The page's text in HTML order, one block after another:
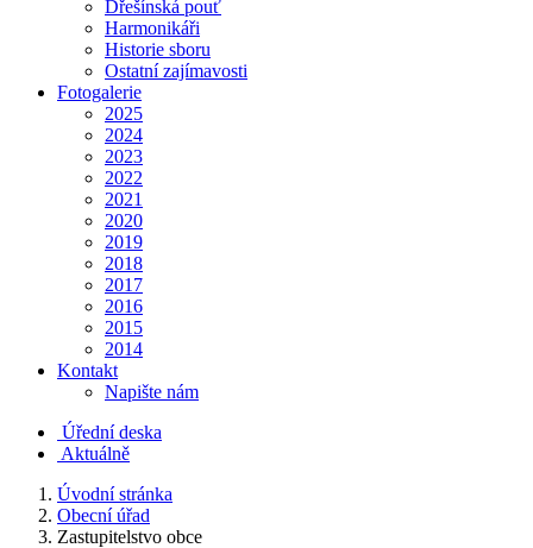
Dřešínská pouť
Harmonikáři
Historie sboru
Ostatní zajímavosti
Fotogalerie
2025
2024
2023
2022
2021
2020
2019
2018
2017
2016
2015
2014
Kontakt
Napište nám
Úřední deska
Aktuálně
Úvodní stránka
Obecní úřad
Zastupitelstvo obce